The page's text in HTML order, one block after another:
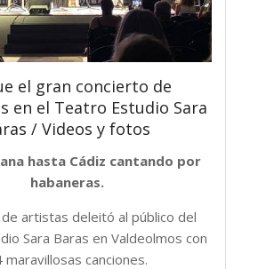
el gran concierto de
en el Teatro Estudio Sara
/ Videos y fotos
hasta Cádiz cantando por
habaneras.
artistas deleitó al público del
Sara Baras en Valdeolmos con
maravillosas canciones.